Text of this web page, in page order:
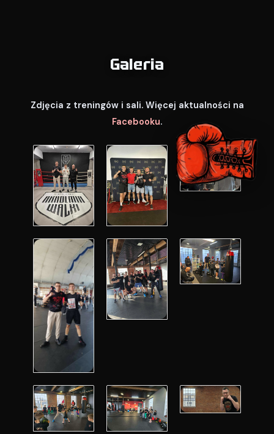
Galeria
Zdjęcia z treningów i sali. Więcej aktualności na
Facebooku.